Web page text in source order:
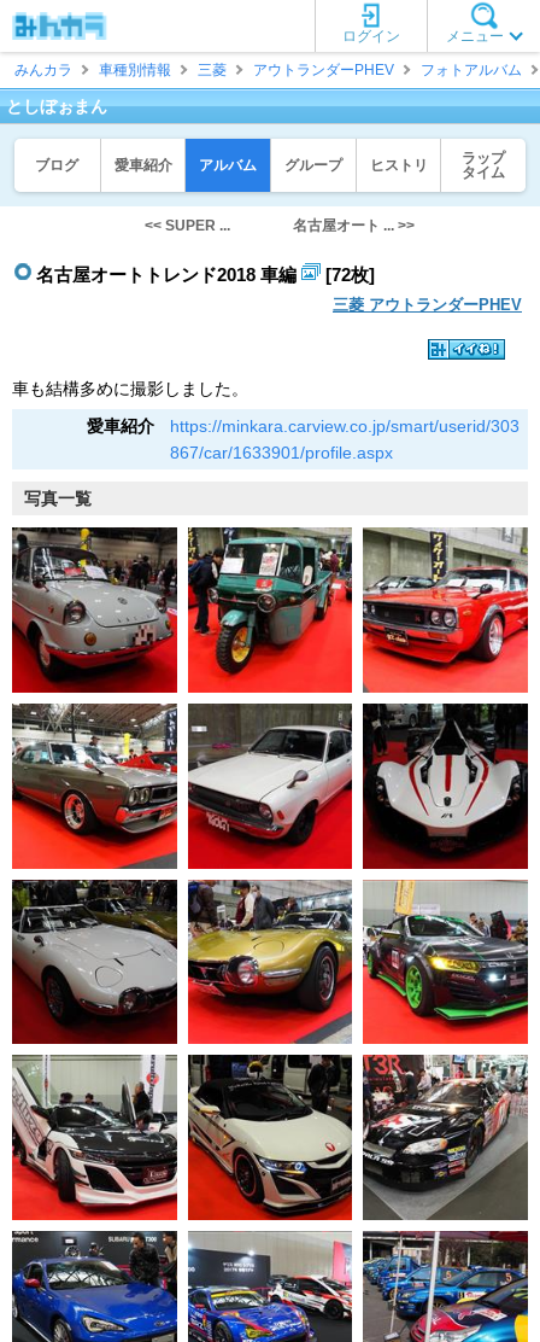
メニュー
ログイン
みんカラ
車種別情報 三菱 アウトランダーPHEV フォトアルバム
としぼぉまん
ブログ 愛車紹介 アルバム グループ ヒストリ
ラップ
タイム
<< SUPER ... 名古屋オート ... >>
名古屋オートトレンド2018 車編 [72枚]
三菱 アウトランダーPHEV
車も結構多めに撮影しました。
愛車紹介
https://minkara.carview.co.jp/smart/userid/303
867/car/1633901/profile.aspx
写真一覧